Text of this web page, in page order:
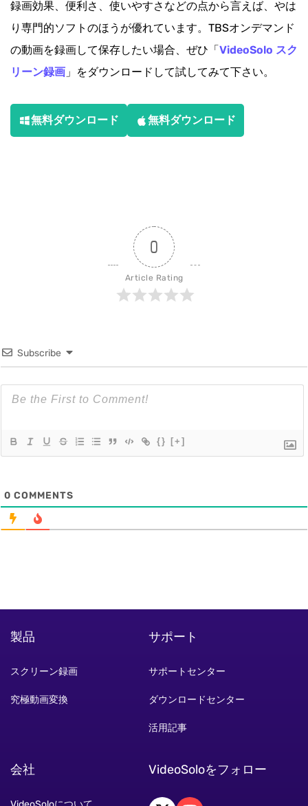
録画効果、便利さ、使いやすさなどの点から言えば、やは
り専門的ソフトのほうが優れています。TBSオンデマンド
の動画を録画して保存したい場合、ぜひ「VideoSolo スク
リーン録画 」をダウンロードして試してみて下さい。
無料ダウンロード 無料ダウンロード
0
Article Rating
Subscribe
{} [+]
0 COMMENTS
製品
スクリーン録画
究極動画変換
サポート
サポートセンター
ダウンロードセンター
活用記事
会社 VideoSoloをフォロー